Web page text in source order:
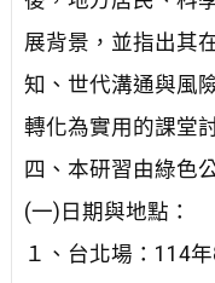
展背景，並指出其
知、世代溝通與風
轉化為實用的課堂
四、本研習由綠色
(一)日期與地點：
１、台北場：114